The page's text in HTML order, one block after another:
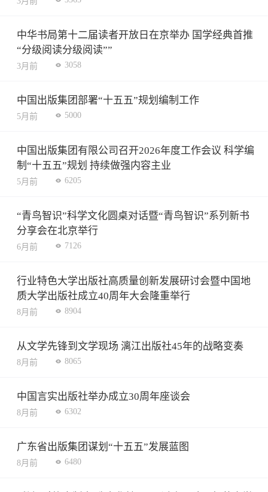
中华书局第十二届读者开放日在京举办 国学经典首推
“分级阅读分级阅读””
3月前 3058
中国出版集团部署“十五五”规划编制工作
5月前 5000
中国出版集团有限公司召开2026年度工作会议 科学编
制“十五五”规划 持续做强内容主业
5月前 6205
“青鸟智识”科学文化圆桌对话暨“青鸟智识”系列新书
分享会在北京举行
6月前 7126
行业特色大学出版社高质量创新发展研讨会暨中国地
质大学出版社成立40周年大会隆重举行
8月前 8904
从文学先锋到文学现场 漓江出版社45年的战略变奏
8月前 8065
中国言实出版社举办成立30周年座谈会
8月前 6302
广东省出版集团谋划“十五五”发展蓝图
8月前 6480